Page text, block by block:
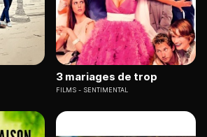
3 mariages de trop
FILMS SENTIMENTAL